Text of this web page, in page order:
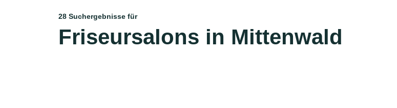
28 Suchergebnisse für
Friseursalons in Mittenwald